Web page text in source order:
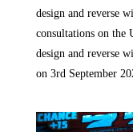
design and reverse
consultations on the
design and reverse
on 3rd September